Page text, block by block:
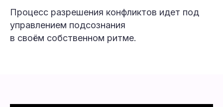
Процесс разрешения конфликтов идет под
управлением подсознания
в своём собственном ритме.